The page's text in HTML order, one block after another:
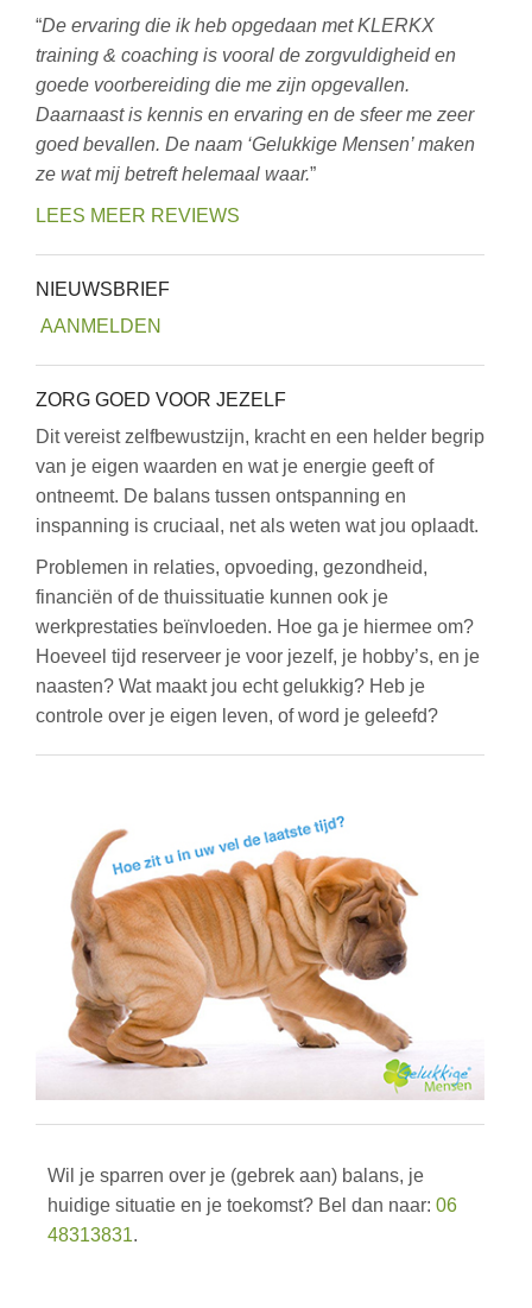
“De ervaring die ik heb opgedaan met KLERKX
training & coaching is vooral de zorgvuldigheid en
goede voorbereiding die me zijn opgevallen.
Daarnaast is kennis en ervaring en de sfeer me zeer
goed bevallen. De naam ‘Gelukkige Mensen’ maken
ze wat mij betreft helemaal waar.”
LEES MEER REVIEWS
NIEUWSBRIEF
AANMELDEN
ZORG GOED VOOR JEZELF
Dit vereist zelfbewustzijn, kracht en een helder begrip
van je eigen waarden en wat je energie geeft of
ontneemt. De balans tussen ontspanning en
inspanning is cruciaal, net als weten wat jou oplaadt.
Problemen in relaties, opvoeding, gezondheid,
financiën of de thuissituatie kunnen ook je
werkprestaties beïnvloeden. Hoe ga je hiermee om?
Hoeveel tijd reserveer je voor jezelf, je hobby’s, en je
naasten? Wat maakt jou echt gelukkig? Heb je
controle over je eigen leven, of word je geleefd?
Wil je sparren over je (gebrek aan) balans, je
huidige situatie en je toekomst? Bel dan naar: 06
48313831.